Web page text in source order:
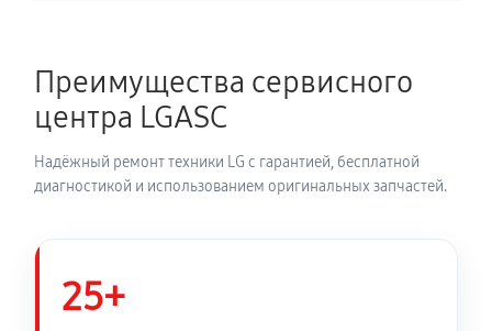
Замена динамика аудиосистемы LG CM4440
980 руб
Обновление ПО аудиосистемы LG CM4440
Замена корпуса аудиосистемы LG CM4440
Преимущества сервисного
центра LGASC
Надёжный ремонт техники LG с гарантией, бесплатной
диагностикой и использованием оригинальных запчастей.
25+